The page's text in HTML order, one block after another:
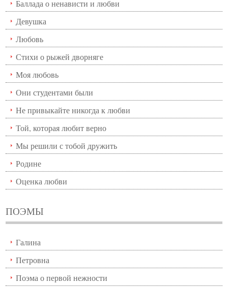
Баллада о ненависти и любви
Девушка
Любовь
Стихи о рыжей дворняге
Моя любовь
Они студентами были
Не привыкайте никогда к любви
Той, которая любит верно
Мы решили с тобой дружить
Родине
Оценка любви
ПОЭМЫ
Галина
Петровна
Поэма о первой нежности